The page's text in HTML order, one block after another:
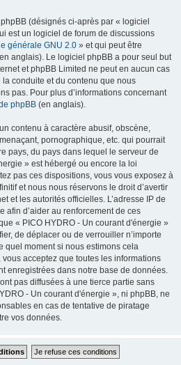
(désignés ci-après par « logiciel
est un logiciel de forum de discussions
générale GNU 2.0 » et qui peut être
anglais). Le logiciel phpBB a pour seul but
et phpBB Limited ne peut en aucun cas
conduite et du contenu que nous
pas. Pour plus d’informations concernant
phpBB (en anglais).
contenu à caractère abusif, obscène,
pornographique, etc. qui pourrait
pays, du pays dans lequel le serveur de
» est hébergé ou encore la loi
pas ces dispositions, vous vous exposez à
et nous nous réservons le droit d’avertir
et les autorités officielles. L’adresse IP de
afin d’aider au renforcement de ces
« PICO HYDRO - Un courant d'énergie »
de déplacer ou de verrouiller n’importe
quel moment si nous estimons cela
vous acceptez que toutes les informations
enregistrées dans notre base de données.
pas diffusées à une tierce partie sans
- Un courant d'énergie », ni phpBB, ne
en cas de tentative de piratage
vos données.